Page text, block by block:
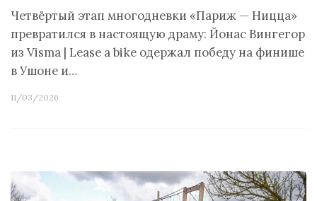
Четвёртый этап многодневки «Париж — Ницца»
превратился в настоящую драму: Йонас Вингегор
из Visma | Lease a bike одержал победу на финише
в Ушоне и…
11/03/2026